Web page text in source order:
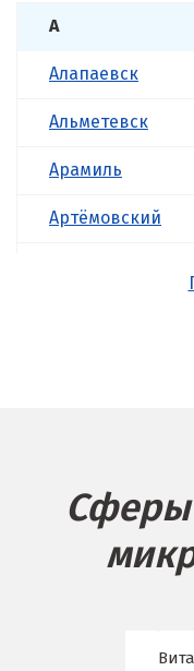
А
Алапаевск
Альметевск
Арамиль
Артёмовский
Берёзовский
Бисерть
Сферы